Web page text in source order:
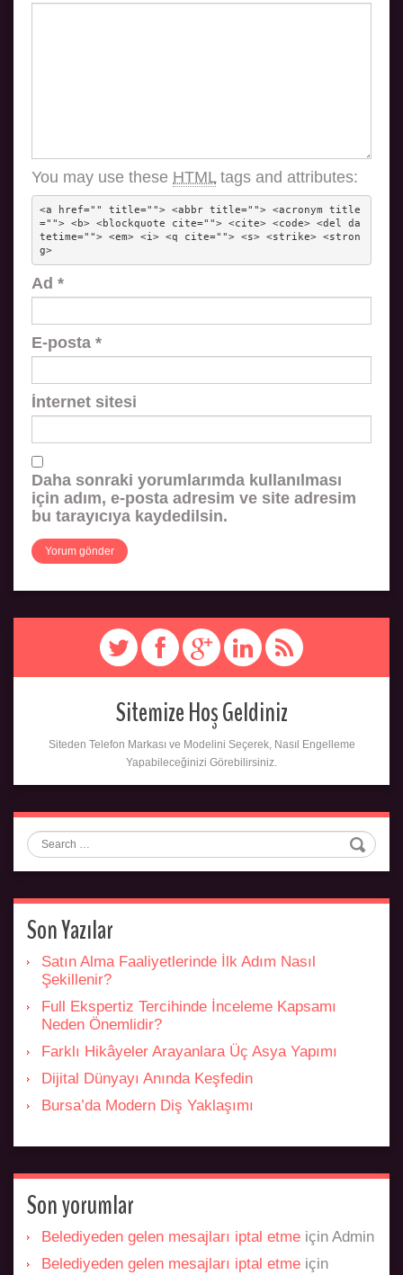
You may use these HTMLtags and attributes:
<a href="" title=""> <abbr title=""> <acronym title
=""> <b> <blockquote cite=""> <cite> <code> <del da
tetime=""> <em> <i> <q cite=""> <s> <strike> <stron
g>
Ad *
E-posta *
İnternet sitesi
Daha sonraki yorumlarımda kullanılması
için adım, e-posta adresim ve site adresim
bu tarayıcıya kaydedilsin.
Sitemize Hoş Geldiniz
Siteden Telefon Markası ve Modelini Seçerek, Nasıl Engelleme
Yapabileceğinizi Görebilirsiniz.
Search
Son Yazılar
Satın Alma Faaliyetlerinde İlk Adım Nasıl
Şekillenir?
Full Ekspertiz Tercihinde İnceleme Kapsamı
Neden Önemlidir?
Farklı Hikâyeler Arayanlara Üç Asya Yapımı
Dijital Dünyayı Anında Keşfedin
Bursa’da Modern Diş Yaklaşımı
Son yorumlar
Belediyeden gelen mesajları iptal etme için Admin
Belediyeden gelen mesajları iptal etme için